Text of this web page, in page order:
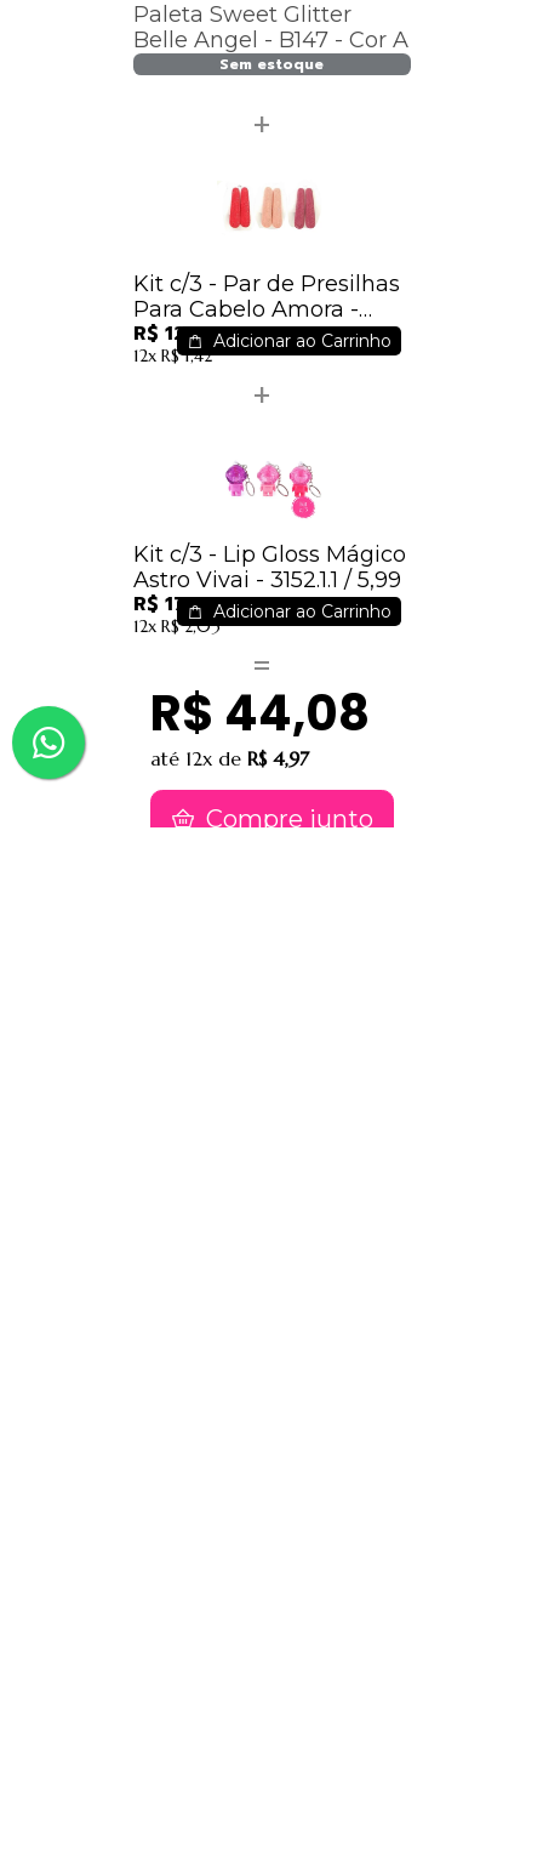
Paleta Sweet Glitter
Belle Angel - B147 - Cor A
Sem estoque
Kit c/3 - Par de Presilhas
Para Cabelo Amora -
Cores Sortidas - IM
R$ 12,60
12x R$ 1,42
Adicionar ao Carrinho
Kit c/3 - Lip Gloss Mágico
Astro Vivai - 3152.1.1 / 5,99
R$ 17,97
12x R$ 2,03
Adicionar ao Carrinho
R$ 44,08
até 12x de R$ 4,97
Compre junto